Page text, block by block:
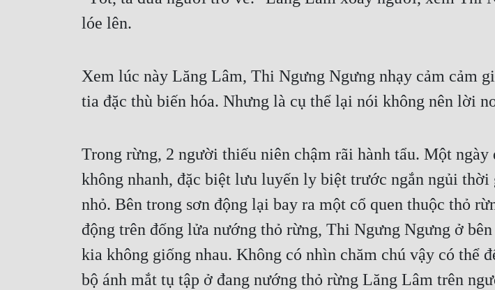
lóe lên.
Xem lúc này Lăng Lâm, Thi Ngưng Ngưng nhạy cảm cảm
tia đặc thù biến hóa. Nhưng là cụ thể lại nói không nên lời
Trong rừng, 2 người thiếu niên chậm rãi hành tẩu. Một
không nhanh, đặc biệt lưu luyến ly biệt trước ngắn ngủi
nhỏ. Bên trong sơn động lại bay ra một cổ quen thuộc thỏ
động trên đống lửa nướng thỏ rừng, Thi Ngưng Ngưng ở
kia không giống nhau. Không có nhìn chăm chú vậy có thể
bộ ánh mắt tụ tập ở đang nướng thỏ rừng Lăng Lâm trên